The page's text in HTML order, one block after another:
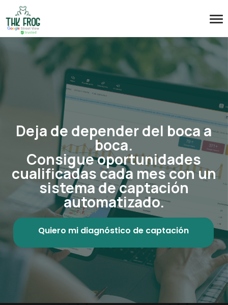
Deja de depender del boca a
boca.
Consigue oportunidades
cualificadas cada mes con un
sistema de captación
automatizado.
Quiero mi diagnóstico de captación